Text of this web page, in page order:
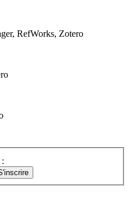
RefWorks, Zotero